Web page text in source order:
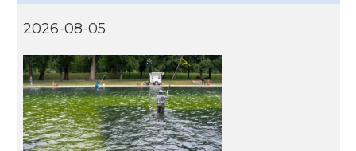
2026-08-05